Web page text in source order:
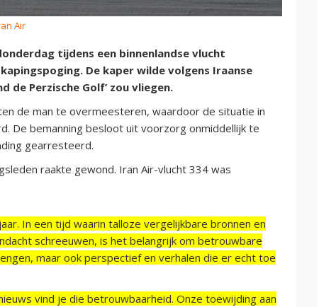
Air
tijdens een binnenlandse vlucht
De kaper wilde volgens Iraanse
de Perzische Golf’ zou vliegen.
de man te overmeesteren, waardoor de situatie in
De bemanning besloot uit voorzorg onmiddellijk te
gearresteerd.
raakte gewond. Iran Air-vlucht 334 was
In een tijd waarin talloze vergelijkbare bronnen en
schreeuwen, is het belangrijk om betrouwbare
maar ook perspectief en verhalen die er echt toe
vind je die betrouwbaarheid. Onze toewijding aan